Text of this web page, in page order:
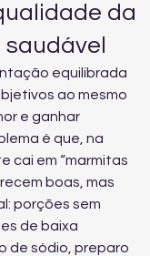
da
equilibrada
ao mesmo
e ganhar
é que, na
cai em “marmitas
boas, mas
porções sem
de baixa
de sódio, preparo